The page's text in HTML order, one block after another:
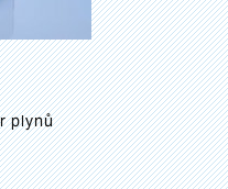
plynů